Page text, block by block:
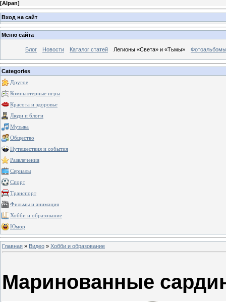
[Alpan]
Вход на сайт
Меню сайта
Блог Новости Каталог статей Легионы «Света» и «Тьмы» Фотоальбомы
Categories
Другое
Компьютерные игры
Красота и здоровье
Люди и блоги
Музыка
Общество
Путешествия и события
Развлечения
Сериалы
Спорт
Транспорт
Фильмы и анимация
Хобби и образование
Юмор
Главная » Видео » Хобби и образование
Маринованные